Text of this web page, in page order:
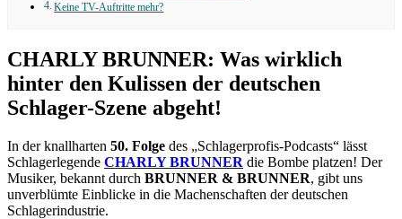
Keine TV-Auftritte mehr?
CHARLY BRUNNER: Was wirklich
hinter den Kulissen der deutschen
Schlager-Szene abgeht!
In der knallharten 50. Folge des „Schlagerprofis-Podcasts“ lässt
Schlagerlegende CHARLY BRUNNER die Bombe platzen! Der
Musiker, bekannt durch BRUNNER & BRUNNER, gibt uns
unverblümte Einblicke in die Machenschaften der deutschen
Schlagerindustrie.